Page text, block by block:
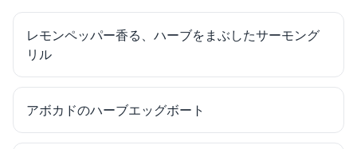
レモンペッパー香る、ハーブをまぶしたサーモング
リル
アボカドのハーブエッグボート